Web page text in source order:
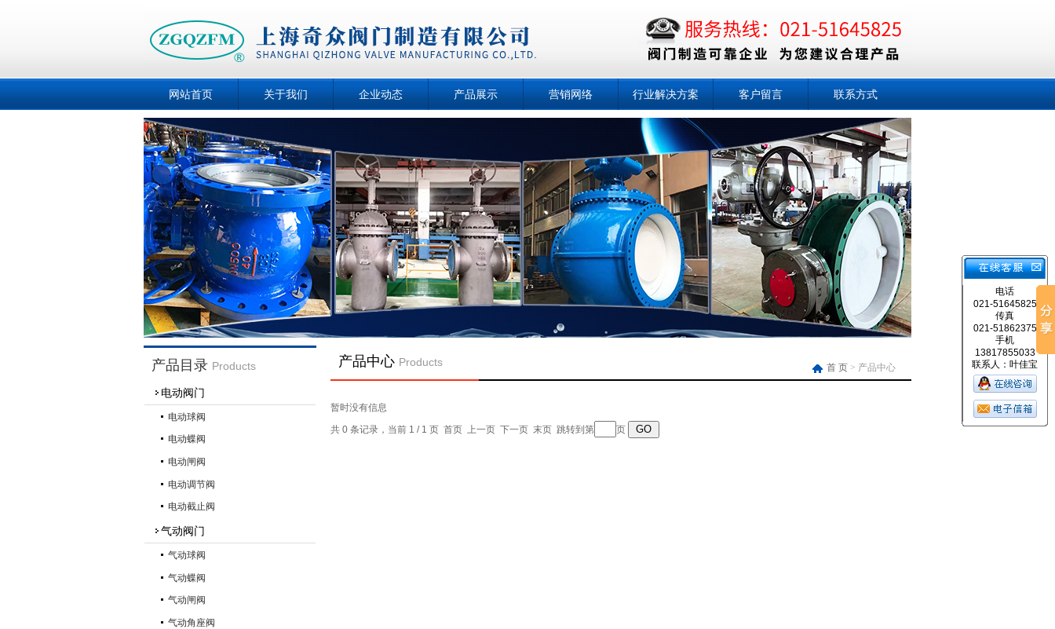
网站首页 关于我们 企业动态 产品展示 营销网络 行业解决方案 客户留言 联系方式
产品目录 Products
电动阀门
电动球阀
电动蝶阀
电动闸阀
电动调节阀
电动截止阀
气动阀门
气动球阀
气动蝶阀
气动闸阀
气动角座阀
产品中心 Products 首 页 > 产品中心
暂时没有信息
共 0 条记录，当前 1 / 1 页 首页 上一页 下一页 末页 跳转到第
页
电话
021-51645825
传真
021-51862375
手机
13817855033
联系人：叶佳宝